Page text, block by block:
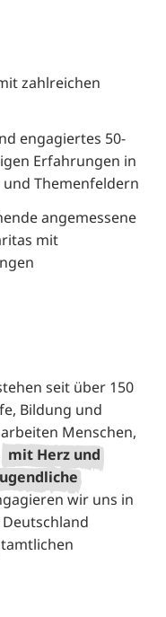
zahlreichen
engagiertes 50-
Erfahrungen in
Themenfeldern
angemessene
mit
seit über 150
Bildung und
Menschen,
mit Herz und
wir uns in